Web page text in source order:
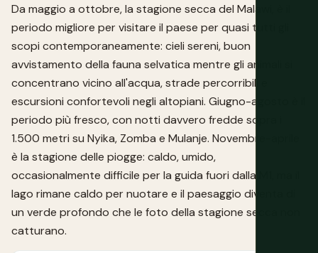
Da maggio a ottobre, la stagione secca del Malawi, è il
periodo migliore per visitare il paese per quasi tutti gli
scopi contemporaneamente: cieli sereni, buon
avvistamento della fauna selvatica mentre gli animali si
concentrano vicino all'acqua, strade percorribili e
escursioni confortevoli negli altopiani. Giugno-agosto è il
periodo più fresco, con notti davvero fredde sopra i
1.500 metri su Nyika, Zomba e Mulanje. Novembre-aprile
è la stagione delle piogge: caldo, umido,
occasionalmente difficile per la guida fuori dalla M1, ma il
lago rimane caldo per nuotare e il paesaggio diventa di
un verde profondo che le foto della stagione secca non
catturano.